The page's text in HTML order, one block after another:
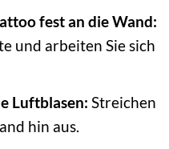
fest an die Wand:
und arbeiten Sie sich
Luftblasen: Streichen
hin aus.